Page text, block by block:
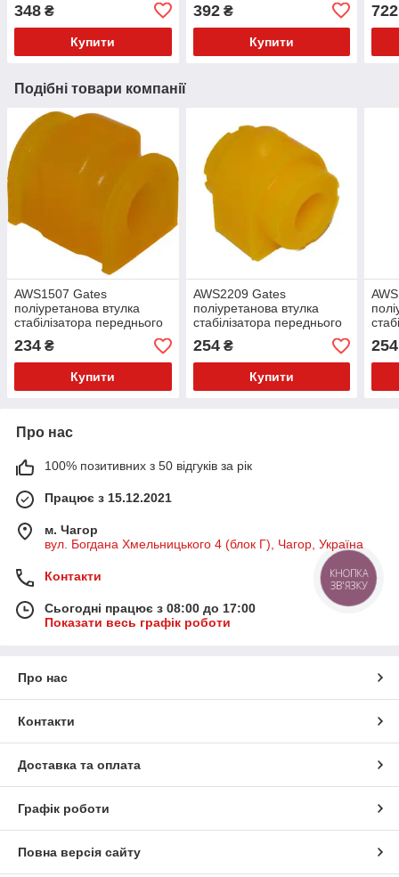
важеля PolyBush (аналог)
v17
348 ₴
Купити
PolyBush (аналог) v17
392₴
Купити
722
Подібні товари компанії
AWS1507 Gates
поліуретанова втулка
стабілізатора переднього
PolyBush (аналог) v17
234 ₴
Купити
AWS2209 Gates
поліуретанова втулка
стабілізатора переднього
PolyBush (аналог) v17
254₴
Купити
254
Про нас
100% позитивних з 50 відгуків за рік
Працює з 15.12.2021
м. Чагор
вул. Богдана Хмельницького 4 (блок Г), Чагор, Україна
Контакти
Сьогодні працює з 08:00 до 17:00
Показати весь графік роботи
Про нас
Контакти
Доставка та оплата
Графік роботи
Повна версія сайту
КНОПКА
ЗВ'ЯЗКУ